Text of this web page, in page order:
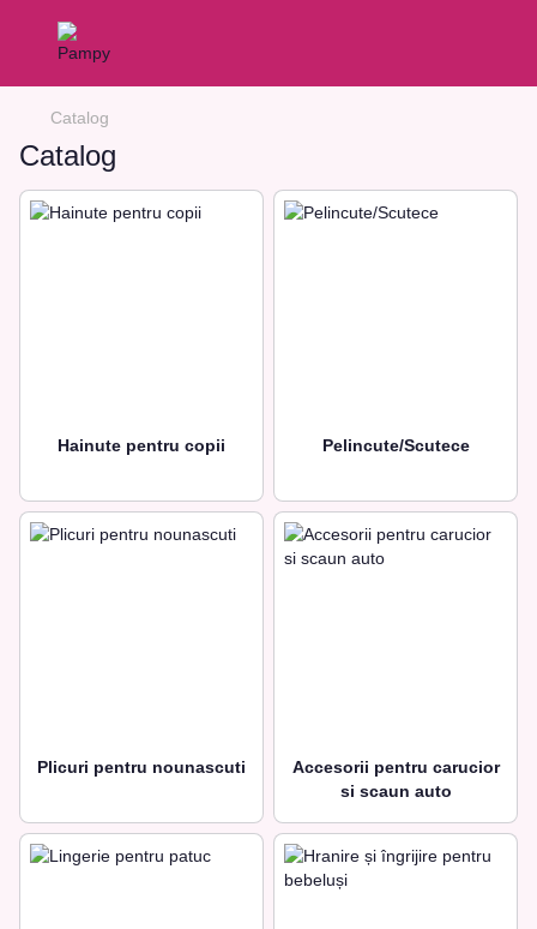
Catalog
Catalog
Hainute pentru copii Pelincute/Scutece
Plicuri pentru nounascuti
Accesorii pentru carucior
si scaun auto